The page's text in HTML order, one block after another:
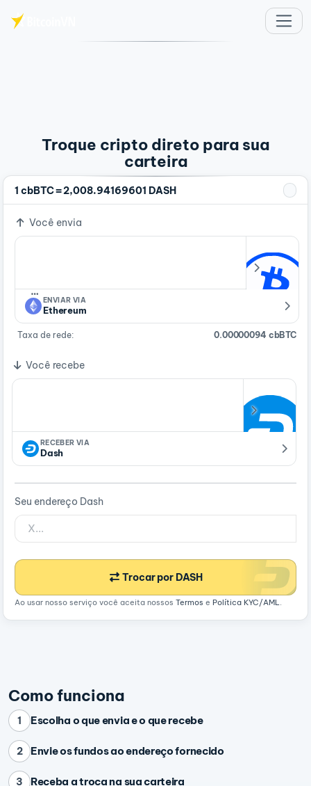
Troque cripto direto para sua
carteira
1 cbBTC=2,008.94169601 DASH
Você envia
…
ENVIAR VIA
Ethereum
Taxa de rede: 0.00000094 cbBTC
Você recebe
RECEBER VIA
Dash
Seu endereço Dash
Trocar por DASH
Ao usar nosso serviço você aceita nossos Termos e Política KYC/AML.
Como funciona
1 Escolha o que envia e o que recebe
2 Envie os fundos ao endereço fornecido
3 Receba a troca na sua carteira